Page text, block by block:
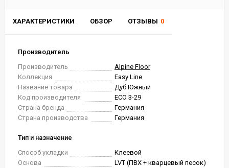
ХАРАКТЕРИСТИКИ ОБЗОР ОТЗЫВЫ 0
Производитель
Производитель
Alpine Floor
Коллекция
Easy Line
Название товара
Дуб Южный
Код производителя
ЕСО 3-29
Страна бренда
Германия
Страна производства
Германия
Тип и назначение
Способ укладки
Клеевой
Основа
LVT (ПВХ + кварцевый песок)